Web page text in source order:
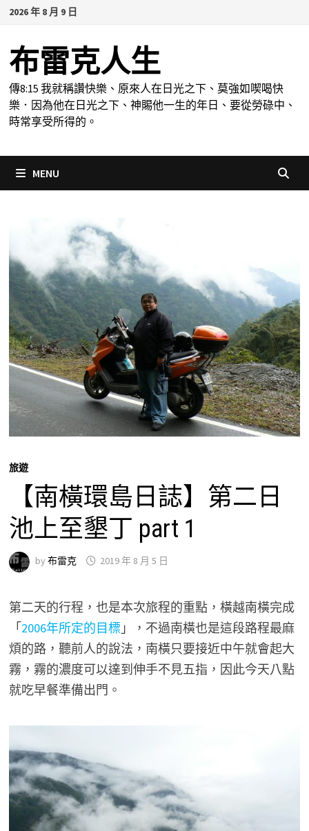
Skip
content
2026 年 8 月 9 日
布雷克人生
傳8:15 我就稱讚快樂、原來人在日光之下、莫強如喫喝快
樂．因為他在日光之下、神賜他一生的年日、要從勞碌中、
時常享受所得的。
MENU
旅遊
【南橫環島日誌】第二日
池上至墾丁 part 1
by 布雷克 2019 年 8 月 5 日
第二天的行程，也是本次旅程的重點，橫越南橫完成
「2006年所定的目標 」，不過南橫也是這段路程最麻
煩的路，聽前人的說法，南橫只要接近中午就會起大
霧，霧的濃度可以達到伸手不見五指，因此今天八點
就吃早餐準備出門。